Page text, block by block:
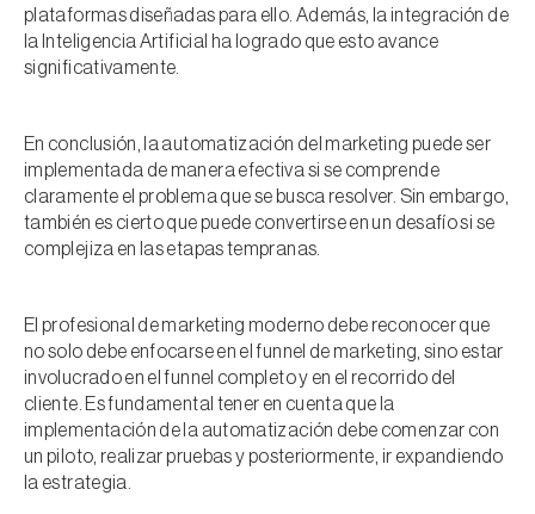
plataformas diseñadas para ello. Además, la integración de
la Inteligencia Artificial ha logrado que esto avance
significativamente.
En conclusión, la automatización del marketing puede ser
implementada de manera efectiva si se comprende
claramente el problema que se busca resolver. Sin embargo,
también es cierto que puede convertirse en un desafío si se
complejiza en las etapas tempranas.
El profesional de marketing moderno debe reconocer que
no solo debe enfocarse en el funnel de marketing, sino estar
involucrado en el funnel completo y en el recorrido del
cliente. Es fundamental tener en cuenta que la
implementación de la automatización debe comenzar con
un piloto, realizar pruebas y posteriormente, ir expandiendo
la estrategia.